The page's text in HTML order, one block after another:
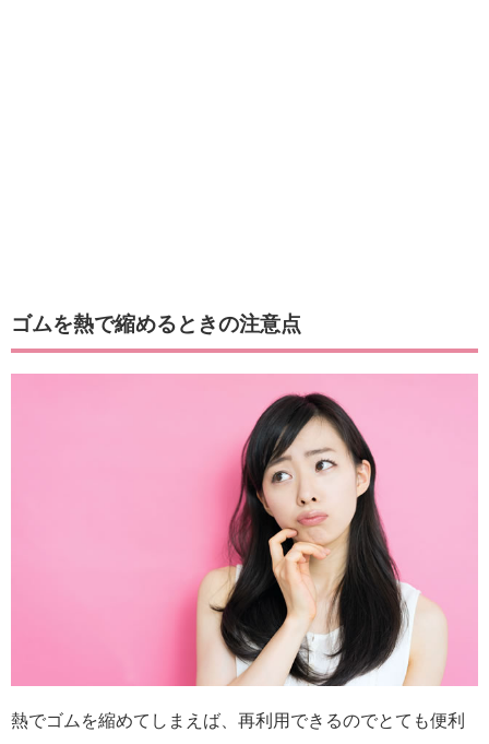
ゴムを熱で縮めるときの注意点
熱でゴムを縮めてしまえば、再利用できるのでとても便利